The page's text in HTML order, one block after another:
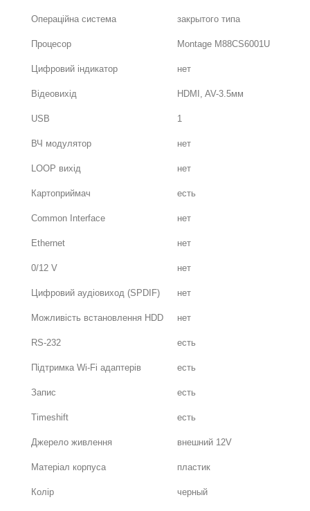
Операційна система закрытого типа
Процесор Montage M88CS6001U
Цифровий індикатор нет
Відеовихід HDMI, AV-3.5мм
USB 1
ВЧ модулятор нет
LOOP вихід нет
Картоприймач есть
Common Interface нет
Ethernet нет
0/12 V нет
Цифровий аудіовиход (SPDIF) нет
Можливість встановлення HDD нет
RS-232 есть
Підтримка Wi-Fi адаптерів есть
Запис есть
Timeshift есть
Джерело живлення внешний 12V
Матеріал корпуса пластик
Колір черный